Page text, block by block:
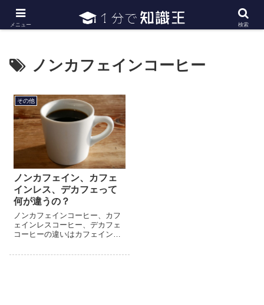
日常で必要な常識・知識や雑学・豆知識を幅広く紹介
ノンカフェインコーヒー
その他
ノンカフェイン、カフェ
インレス、デカフェって
何が違うの？
ノンカフェインコーヒー、カフ
ェインレスコーヒー、デカフェ
コーヒーの違いはカフェインの
コーヒー」はカフェインが一切
メニュー 検索